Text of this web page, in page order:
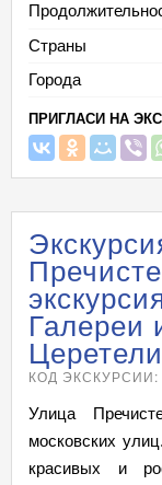
Страны
Города
ПРИГЛАСИ НА
Галереи
КОД
Улица
московских
красивых и